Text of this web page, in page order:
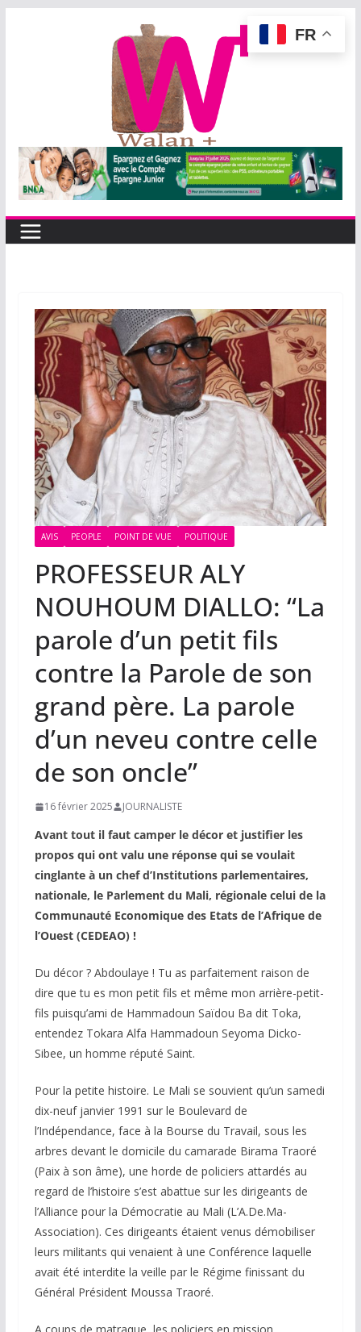
AVIS PEOPLE POINT DE VUE POLITIQUE
PROFESSEUR ALY
NOUHOUM DIALLO: “La
parole d’un petit fils
contre la Parole de son
grand père. La parole
d’un neveu contre celle
de son oncle”
16 février 2025 JOURNALISTE
Avant tout il faut camper le décor et justifier les
propos qui ont valu une réponse qui se voulait
cinglante à un chef d’Institutions parlementaires,
nationale, le Parlement du Mali, régionale celui de la
Communauté Economique des Etats de l’Afrique de
l’Ouest (CEDEAO) !
Du décor ? Abdoulaye ! Tu as parfaitement raison de
dire que tu es mon petit fils et même mon arrière-petit-
fils puisqu’ami de Hammadoun Saïdou Ba dit Toka,
entendez Tokara Alfa Hammadoun Seyoma Dicko-
Sibee, un homme réputé Saint.
Pour la petite histoire. Le Mali se souvient qu’un samedi
dix-neuf janvier 1991 sur le Boulevard de
l’Indépendance, face à la Bourse du Travail, sous les
arbres devant le domicile du camarade Birama Traoré
(Paix à son âme), une horde de policiers attardés au
regard de l’histoire s’est abattue sur les dirigeants de
l’Alliance pour la Démocratie au Mali (L’A.De.Ma-
Association). Ces dirigeants étaient venus démobiliser
leurs militants qui venaient à une Conférence laquelle
avait été interdite la veille par le Régime finissant du
Général Président Moussa Traoré.
FR